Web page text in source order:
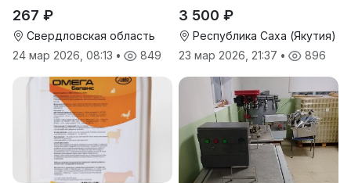
267 ₽
Свердловская область
24 мар 2026, 08:13 • 849
3 500 ₽
Республика Саха (Якутия)
23 мар 2026, 21:37 • 896